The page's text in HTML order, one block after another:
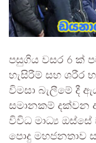
පසුගිය වසර 6 ක්
හැසිරීම් සහ ශරීර
විමසා බැලීමේ දී
සමානකම් දක්වන
විවිධ මාධ්‍ය
පොදු මහජනතාව